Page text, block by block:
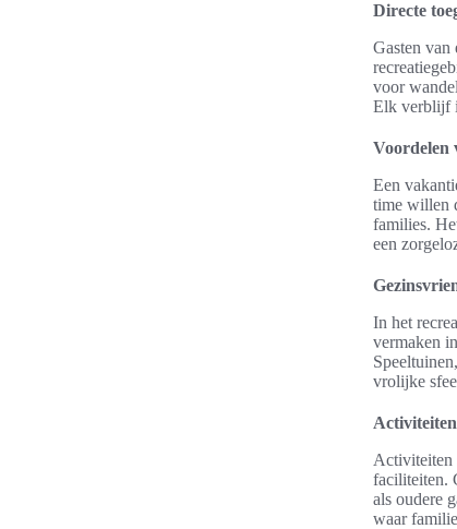
Directe
Gasten van
voor
Elk verblijf
Voordelen
Een
time willen
families.
een
In het
vermaken
vrolijke
Activiteiten
faciliteiten.
als oudere
waar